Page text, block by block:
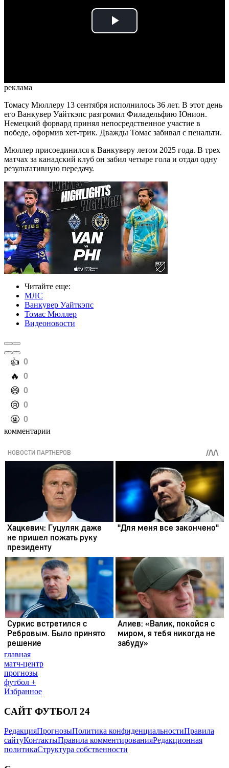
Play
реклама
Томасу Мюллеру 13 сентября исполнилось 36 лет. В этот день
его Ванкувер Уайткэпс разгромил Филадельфию Юнион.
Немецкий форвард принял непосредственное участие в
победе, оформив хет-трик. Дважды Томас забивал с пенальти.
Мюллер присоединился к Ванкуверу летом 2025 года. В трех
матчах за канадский клуб он забил четыре гола и отдал одну
результативную передачу.
Читайте еще:
МЛС
Ванкувер Уайткэпс
Томас Мюллер
Видеоновости
️👍 0
️🔥 0
️😄 0
️😢 0
️🤬 0
комментарии
главная
матч-центр
прогнозы
футбол +
Избранное
САЙТ ФУТБОЛ 24
РедакцияПрогнозыПолитика конфиденциальностиПравила
сайтуКонтактыПравила комментированияРедакционная
политикаСтруктура собственности